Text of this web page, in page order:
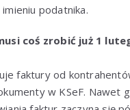
podatnika.
coś zrobić już 1
faktury od
w KSeF. Nawet